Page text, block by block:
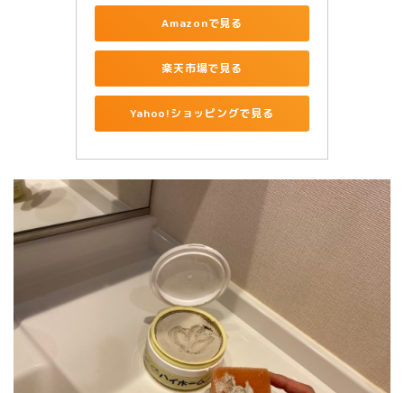
Amazonで見る
楽天市場で見る
Yahoo!ショッピングで見る